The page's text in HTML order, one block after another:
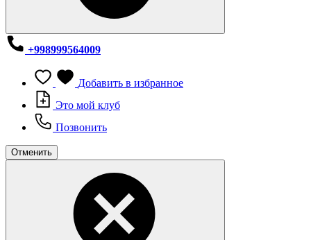
+998999564009
Добавить в избранное
Это мой клуб
Позвонить
Отменить